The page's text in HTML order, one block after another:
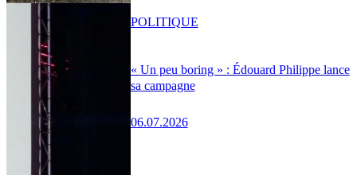
« Un peu boring » : Édouard Philippe lance
sa campagne
06.07.2026
POLITIQUE